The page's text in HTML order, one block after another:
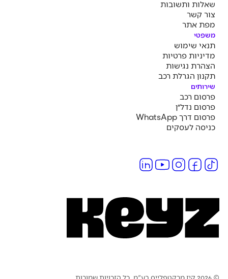
שאלות ותשובות
צור קשר
מפת אתר
משפטי
תנאי שימוש
מדיניות פרטיות
הצהרת נגישות
תקנון הגרלת רכב
שירותים
פרסום רכב
פרסום נדל״ן
פרסום דרך WhatsApp
כניסה לעסקים